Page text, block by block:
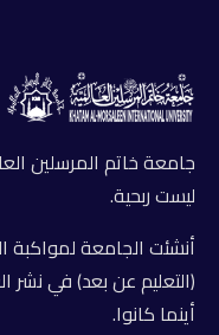
جامعة خاتم المرسلين
ليست ربحية.
أنشئت الجامعة لمواكبة
(التعليم عن بعد) في نشر
أينما كانوا.